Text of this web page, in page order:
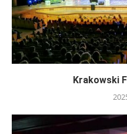
Krakowski